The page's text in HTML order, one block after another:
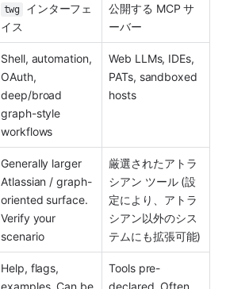
twg
インターフェ
イス
公開する MCP サ
ーバー
Shell, automation,
OAuth,
deep/broad
graph-style
workflows
Web LLMs, IDEs,
PATs, sandboxed
hosts
Generally larger
Atlassian / graph-
oriented surface.
Verify your
scenario
厳選されたアトラ
シアン ツール (設
定により、アトラ
シアン以外のシス
Help, flags,
examples. Can be
Tools pre-
declared. Often